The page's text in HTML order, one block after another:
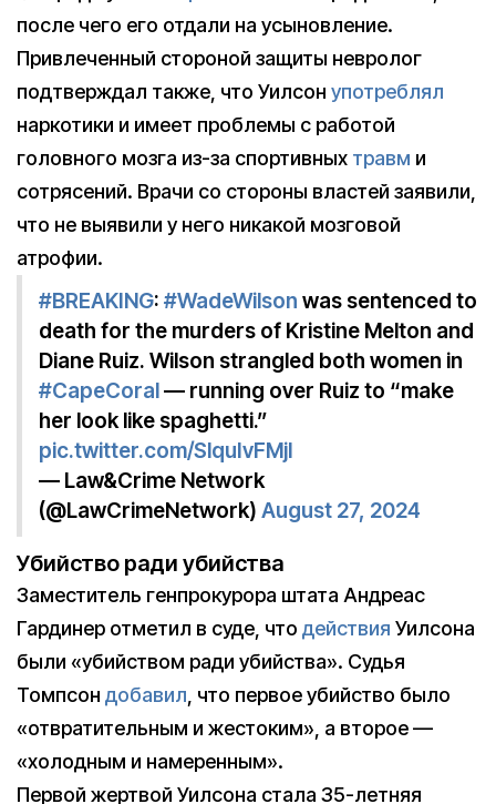
после чего его отдали на усыновление.
Привлеченный стороной защиты невролог
подтверждал также, что Уилсон употреблял
наркотики и имеет проблемы с работой
головного мозга из-за спортивных травм и
сотрясений. Врачи со стороны властей заявили,
что не выявили у него никакой мозговой
атрофии.
#BREAKING: #WadeWilson was sentenced to
death for the murders of Kristine Melton and
Diane Ruiz. Wilson strangled both women in
#CapeCoral— running over Ruiz to “make
her look like spaghetti.”
pic.twitter.com/SlquIvFMjl
— Law&Crime Network
(@LawCrimeNetwork) August 27, 2024
Убийство ради убийства
Заместитель генпрокурора штата Андреас
Гардинер отметил в суде, что действия Уилсона
были «убийством ради убийства». Судья
Томпсон добавил, что первое убийство было
«отвратительным и жестоким», а второе —
«холодным и намеренным».
Первой жертвой Уилсона стала 35-летняя